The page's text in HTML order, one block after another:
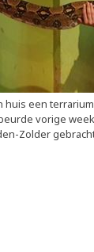
een
vorige
Zolder